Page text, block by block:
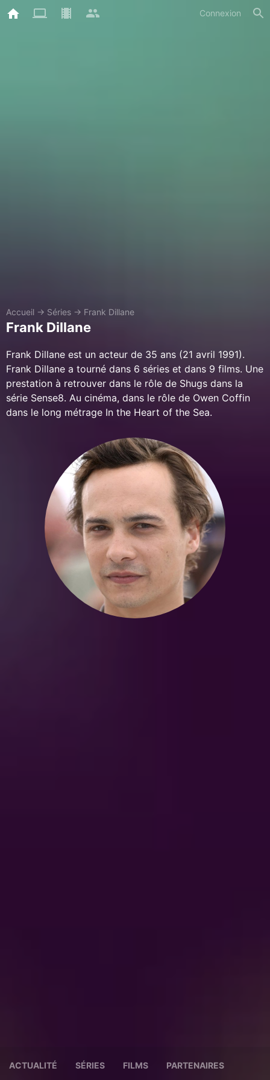
Connexion
Accueil → Séries → Frank Dillane
Frank Dillane
Frank Dillane est un acteur de 35 ans (21 avril 1991).
Frank Dillane a tourné dans 6 séries et dans 9 films. Une
prestation à retrouver dans le rôle de Shugs dans la
série Sense8. Au cinéma, dans le rôle de Owen Coffin
dans le long métrage In the Heart of the Sea.
ACTUALITÉ SÉRIES FILMS PARTENAIRES